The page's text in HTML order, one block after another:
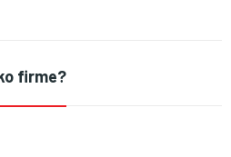
firme?